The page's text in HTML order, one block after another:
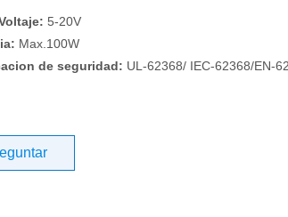
5-20V
Max.100W
de seguridad: UL-62368/ IEC-62368/EN-